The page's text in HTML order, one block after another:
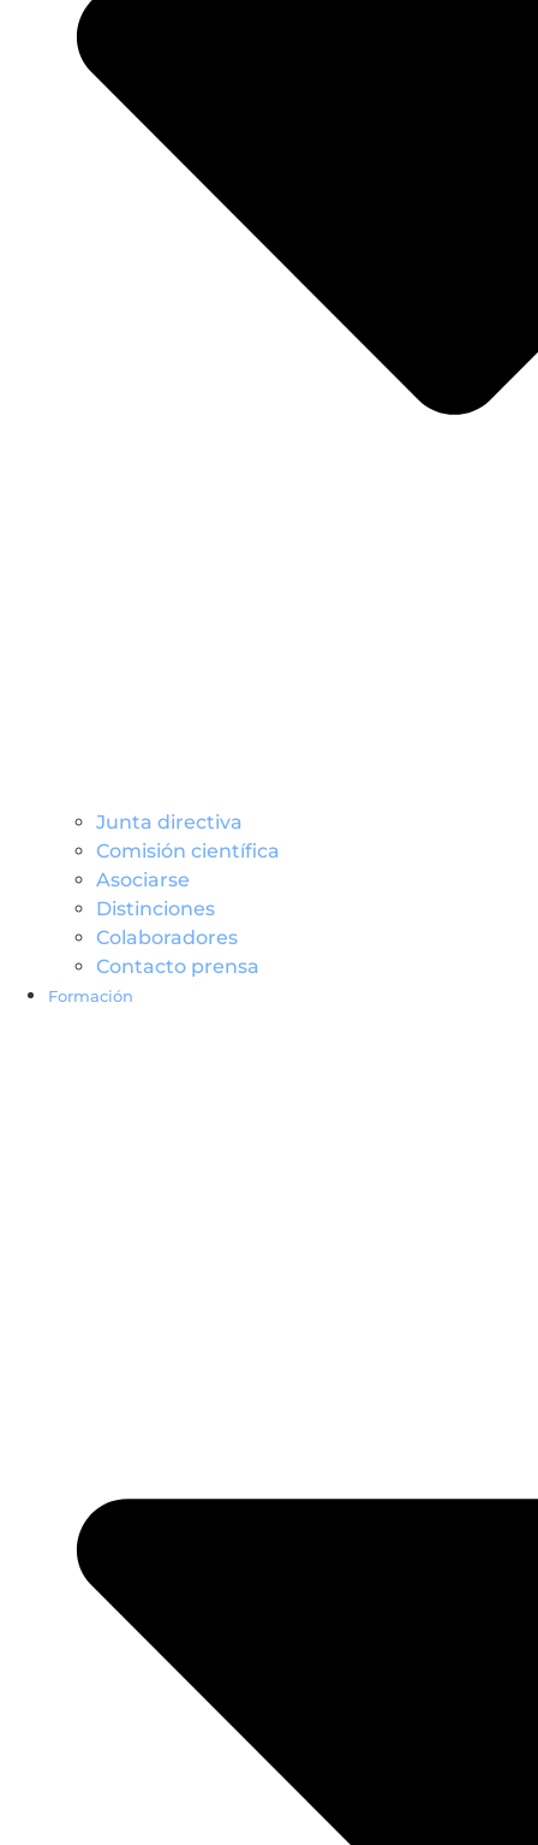
Junta directiva
Comisión científica
Asociarse
Distinciones
Colaboradores
Contacto prensa